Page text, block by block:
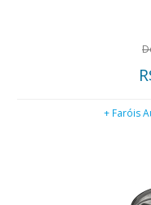
+ Faróis